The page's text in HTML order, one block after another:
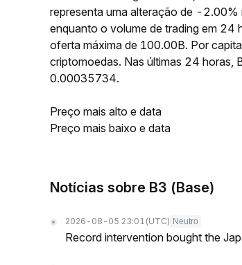
representa uma alteração de -
enquanto o volume de trading em
oferta máxima de 100.00B. Por
criptomoedas. Nas últimas 24 horas,
0.00035734.
Preço mais alto e data
Preço mais baixo e data
Notícias sobre B3 (Base)
2026-08-05 23:01 (UTC) Neutro
Record intervention bought the